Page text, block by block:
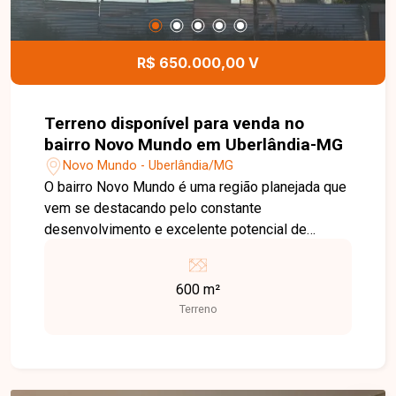
R$ 650.000,00 V
Terreno disponível para venda no
bairro Novo Mundo em Uberlândia-MG
Novo Mundo - Uberlândia/MG
O bairro Novo Mundo é uma região planejada que
vem se destacando pelo constante
desenvolvimento e excelente potencial de
tranquilas, áreas de lazer e fácil acesso às
principais vias da cidade, o bairro oferece
qualidade de vida para moradores e ótimas
600 m²
Terreno